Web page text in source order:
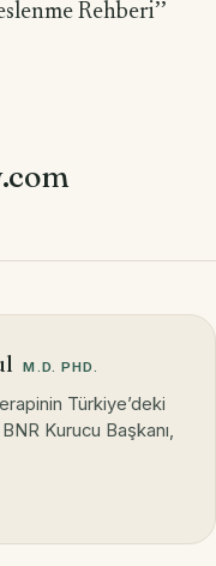
Rehberi’’
M.D. PHD.
Türkiye’deki
Kurucu Başkanı,